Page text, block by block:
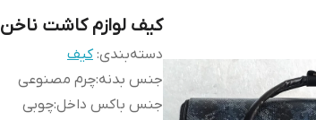
کیف لوازم کاشت ناخن
دسته‌بندی:کیف
جنس بدنه:چرم مصنوعی
جنس باکس داخل:چوبی